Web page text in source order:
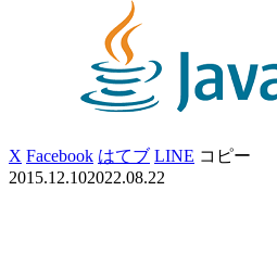
X Facebook はてブ LINE コピー
2015.12.102022.08.22